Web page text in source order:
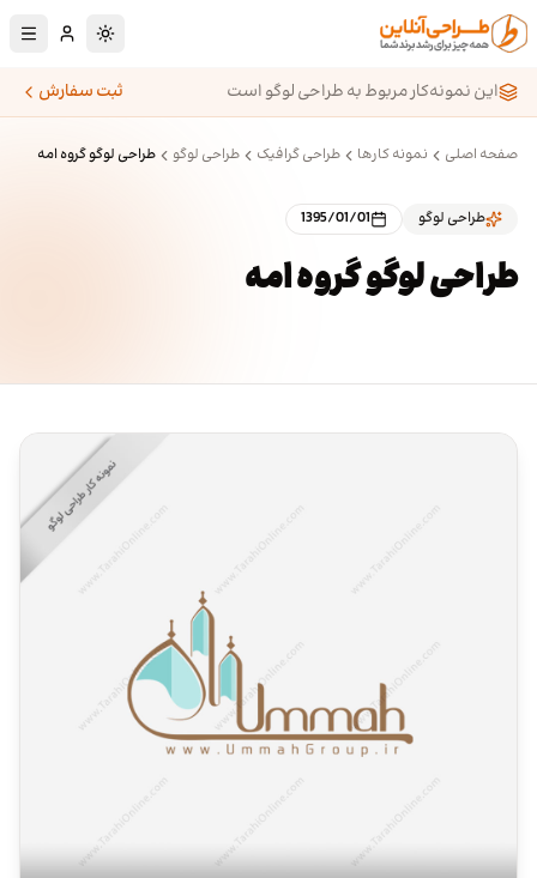
پرش به محتوای اصلی
تغییر به حالت
این نمونه‌کار مربوط به طراحی لوگو است
ثبت سفارش
صفحه اصلی نمونه کارها طراحی گرافیک طراحی لوگو طراحی لوگو گروه امه
طراحی لوگو 1395/01/01
طراحی لوگو گروه امه